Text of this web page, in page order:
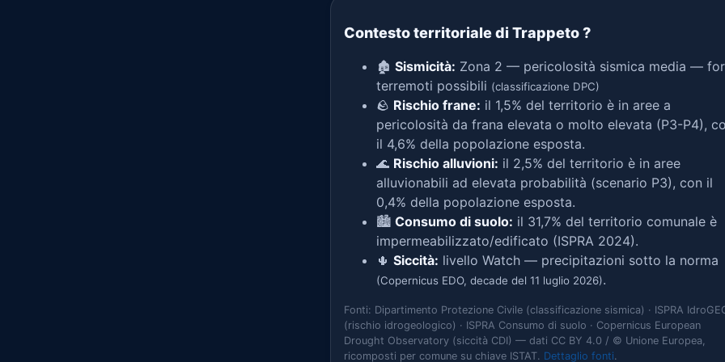
Contesto territoriale di Trappeto?
🏚️ Sismicità: Zona 2 — pericolosità sismica media —
terremoti possibili (classificazione DPC)
🪨 Rischio frane: il 1,5% del territorio è in aree a
pericolosità da frana elevata o molto elevata (P3-P4),
il 4,6% della popolazione esposta.
🌊 Rischio alluvioni: il 2,5% del territorio è in aree
alluvionabili ad elevata probabilità (scenario P3), con il
0,4% della popolazione esposta.
🏙️ Consumo di suolo: il 31,7% del territorio comunale è
impermeabilizzato/edificato (ISPRA 2024).
🌵 Siccità: livello Watch — precipitazioni sotto la norma
(Copernicus EDO, decade del 11 luglio 2026).
Fonti: Dipartimento Protezione Civile (classificazione sismica) · ISPRA
(rischio idrogeologico) · ISPRA Consumo di suolo · Copernicus European
Drought Observatory (siccità CDI) — dati CC BY 4.0 / © Unione Europea,
ricomposti per comune su chiave ISTAT. Dettaglio fonti.